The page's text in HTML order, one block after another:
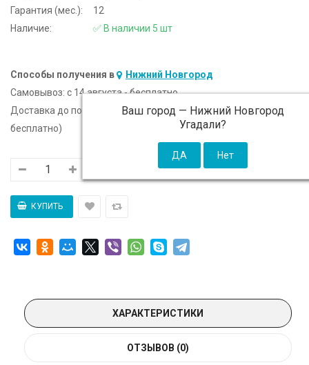
Гарантия (мес.):
12
Наличие:
✅ В наличии 5 шт
Способы получения в Нижний Новгород
Ваш город — Нижний Новгород
Угадали?
Самовывоз: c 14 августа - бесплатно
Доставка до подъезда:
c 14 августа - 300 ₽ (от 5 000 ₽
бесплатно)
ХАРАКТЕРИСТИКИ
ОТЗЫВОВ (0)